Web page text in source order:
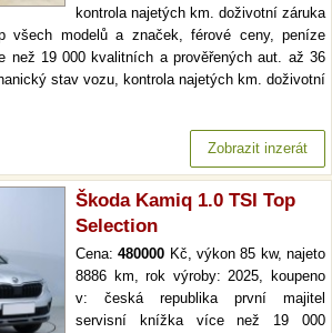
kontrola najetých km. doživotní záruka
všech modelů a značek, férové ceny, peníze
než 19 000 kvalitních a prověřených aut. až 36
stav vozu, kontrola najetých km. doživotní
Zobrazit inzerát
Škoda Kamiq 1.0 TSI Top
Selection
Cena:480000 Kč, výkon 85 kw, najeto
8886 km, rok výroby: 2025, koupeno
v: česká republika první majitel
servisní knížka více než 19 000